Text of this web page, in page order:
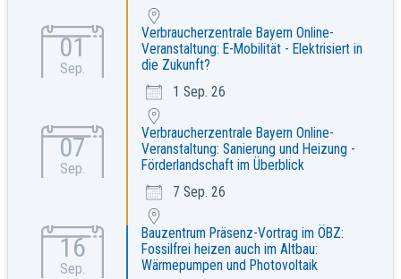
01
Sep.
Verbraucherzentrale Bayern Online-
Veranstaltung: E-Mobilität - Elektrisiert in
die Zukunft?
1 Sep. 26
07
Sep.
Verbraucherzentrale Bayern Online-
Veranstaltung: Sanierung und Heizung -
Förderlandschaft im Überblick
7 Sep. 26
16
Sep.
Bauzentrum Präsenz-Vortrag im ÖBZ:
Fossilfrei heizen auch im Altbau:
Wärmepumpen und Photovoltaik